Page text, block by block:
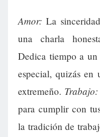
Amor: La
una charla
Dedica tiempo a
especial, quizás en
extremeño. Trabajo:
para cumplir con
la tradición de